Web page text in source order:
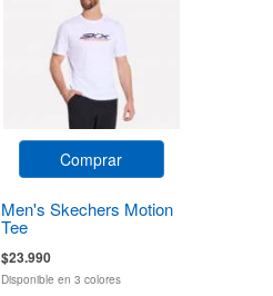
Comprar
Men's Skechers Motion
Tee
$23.990
Disponible en 3 colores